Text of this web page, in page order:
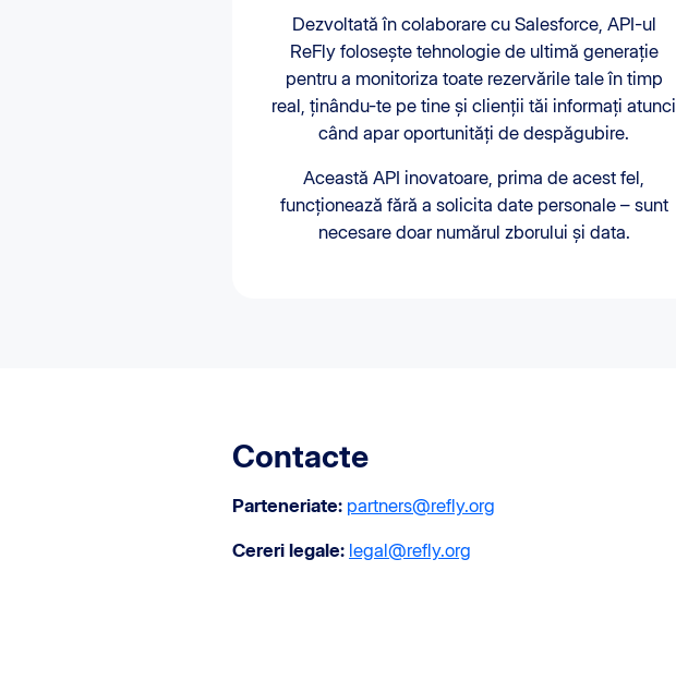
Dezvoltată în colaborare cu Salesforce, API-ul
ReFly folosește tehnologie de ultimă generație
pentru a monitoriza toate rezervările tale în timp
real, ținându-te pe tine și clienții tăi informați atunci
când apar oportunități de despăgubire.
Această API inovatoare, prima de acest fel,
funcționează fără a solicita date personale – sunt
necesare doar numărul zborului și data.
Contacte
Parteneriate: partners@refly.org
Cereri legale: legal@refly.org